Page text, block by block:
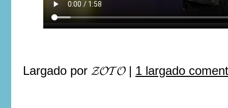
Largado por 𝓩𝓞𝓣𝓞| 1 largado